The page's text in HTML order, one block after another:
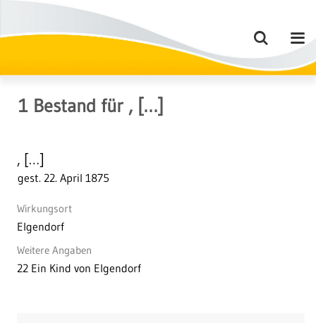
1 Bestand für , […]
, […]
gest. 22. April 1875
Wirkungsort
Elgendorf
Weitere Angaben
22 Ein Kind von Elgendorf